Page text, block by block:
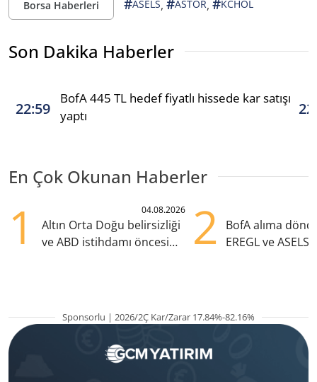
Borsa Haberleri #ASELS, #ASTOR, #KCHOL
Son Dakika Haberler
22:59
BofA 445 TL hedef fiyatlı hissede kar satışı
yaptı
En Çok Okunan Haberler
1 04.08.2026
Altın Orta Doğu belirsizliği
ve ABD istihdamı öncesi
2
BofA alıma
EREGL ve ASELS
Sponsorlu | 2026/2Ç Kar/Zarar 17.84%-82.16%